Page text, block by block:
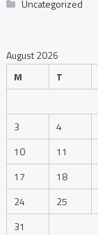
Uncategorized
August 2026
M
T
3
4
10
11
17
18
24
25
31